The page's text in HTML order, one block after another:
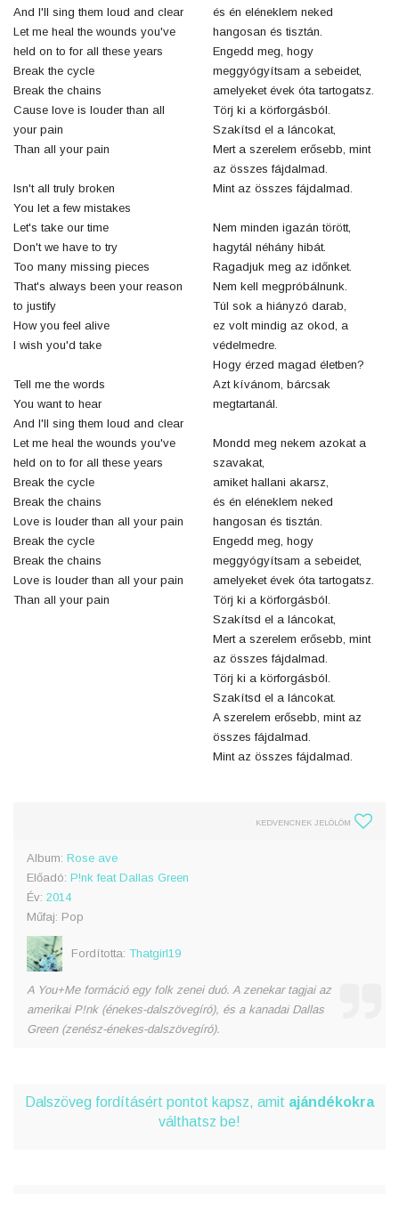
And I'll sing them loud and clear
Let me heal the wounds you've
held on to for all these years
Break the cycle
Break the chains
Cause love is louder than all
your pain
Than all your pain
Isn't all truly broken
You let a few mistakes
Let's take our time
Don't we have to try
Too many missing pieces
That's always been your reason
to justify
How you feel alive
I wish you'd take
Tell me the words
You want to hear
And I'll sing them loud and clear
Let me heal the wounds you've
held on to for all these years
Break the cycle
Break the chains
Love is louder than all your pain
Break the cycle
Break the chains
Love is louder than all your pain
Than all your pain
és én eléneklem neked
hangosan és tisztán.
Engedd meg, hogy
meggyógyítsam a sebeidet,
amelyeket évek óta tartogatsz.
Törj ki a körforgásból.
Szakítsd el a láncokat,
Mert a szerelem erősebb, mint
az összes fájdalmad.
Mint az összes fájdalmad.
Nem minden igazán törött,
hagytál néhány hibát.
Ragadjuk meg az időnket.
Nem kell megpróbálnunk.
Túl sok a hiányzó darab,
ez volt mindig az okod, a
védelmedre.
Hogy érzed magad életben?
Azt kívánom, bárcsak
megtartanál.
Mondd meg nekem azokat a
szavakat,
amiket hallani akarsz,
és én eléneklem neked
hangosan és tisztán.
Engedd meg, hogy
meggyógyítsam a sebeidet,
amelyeket évek óta tartogatsz.
Törj ki a körforgásból.
Szakítsd el a láncokat,
Mert a szerelem erősebb, mint
az összes fájdalmad.
Törj ki a körforgásból.
Szakítsd el a láncokat.
A szerelem erősebb, mint az
összes fájdalmad.
Mint az összes fájdalmad.
KEDVENCNEK JELÖLÖM
Album: Rose ave
Előadó: P!nk feat Dallas Green
Év: 2014
Műfaj: Pop
Fordította: Thatgirl19
A You+Me formáció egy folk zenei duó. A zenekar tagjai az
amerikai P!nk (énekes-dalszövegíró), és a kanadai Dallas
Green (zenész-énekes-dalszövegíró).
Dalszöveg fordításért pontot kapsz, amit ajándékokra
válthatsz be!